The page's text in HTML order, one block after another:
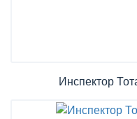
Инспектор